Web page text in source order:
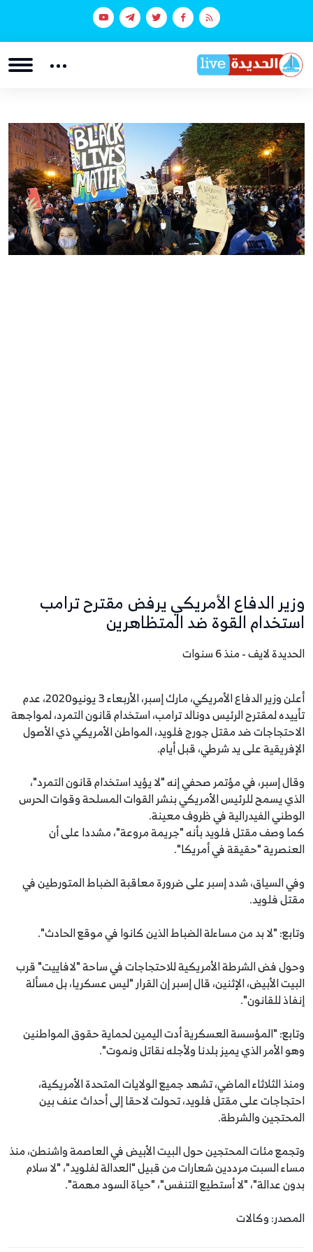
وزير الدفاع الأمريكي يرفض مقترح ترامب
استخدام القوة ضد المتظاهرين
الحديدة لايف - منذ 6 سنوات
أعلن وزير الدفاع الأمريكي، مارك إسبر، الأربعاء 3 يونيو2020، عدم
تأييده لمقترح الرئيس دونالد ترامب، استخدام قانون التمرد، لمواجهة
الاحتجاجات ضد مقتل جورج فلويد، المواطن الأمريكي ذي الأصول
الإفريقية على يد شرطي، قبل أيام.
وقال إسبر، في مؤتمر صحفي إنه "لا يؤيد استخدام قانون التمرد"،
الذي يسمح للرئيس الأمريكي بنشر القوات المسلحة وقوات الحرس
الوطني الفيدرالية في ظروف معينة.
كما وصف مقتل فلويد بأنه "جريمة مروعة"، مشددا على أن
العنصرية "حقيقة في أمريكا".
وفي السياق، شدد إسبر على ضرورة معاقبة الضباط المتورطين في
مقتل فلويد.
وتابع: "لا بد من مساءلة الضباط الذين كانوا في موقع الحادث".
وحول فض الشرطة الأمريكية للاحتجاجات في ساحة "لافاييت" قرب
البيت الأبيض، الإثنين، قال إسبر إن القرار "ليس عسكريا، بل مسألة
إنفاذ للقانون".
وتابع: "المؤسسة العسكرية أدت اليمين لحماية حقوق المواطنين
وهو الأمر الذي يميز بلدنا ولأجله نقاتل ونموت".
ومنذ الثلاثاء الماضي، تشهد جميع الولايات المتحدة الأمريكية،
احتجاجات على مقتل فلويد، تحولت لاحقا إلى أحداث عنف بين
المحتجين والشرطة.
وتجمع مئات المحتجين حول البيت الأبيض في العاصمة واشنطن، منذ
مساء السبت مرددين شعارات من قبيل "العدالة لفلويد"، "لا سلام
بدون عدالة"، "لا أستطيع التنفس"، "حياة السود مهمة".
المصدر: وكالات